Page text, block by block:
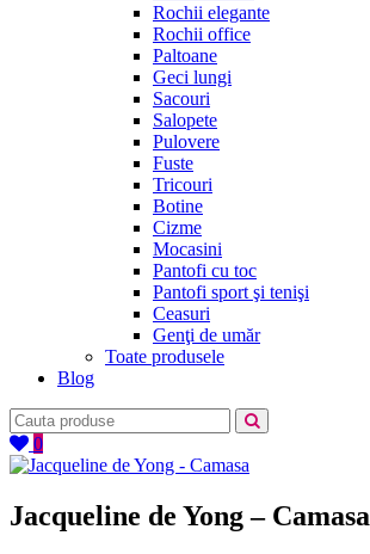
Rochii elegante
Rochii office
Paltoane
Geci lungi
Sacouri
Salopete
Pulovere
Fuste
Tricouri
Botine
Cizme
Mocasini
Pantofi cu toc
Pantofi sport şi tenişi
Ceasuri
Genţi de umăr
Toate produsele
Blog
0
Jacqueline de Yong – Camasa